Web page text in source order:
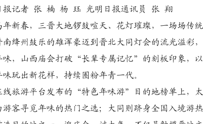
记者 张 楠 杨 珏 光明日报通讯员 张 翔
春，三晋大地锣鼓喧天、花灯璀璨，一场场传统
南绛州鼓乐的雄浑豪迈到晋北大同灯会的流光溢彩
味，山西庙会打破“长辈专属记忆”的刻板印象，
玩出新花样，持续圈粉年青一代。
游平台发布的“特色年味游”目的地榜单上，太
游客寻觅年味的热门之选；大同则跻身全国入境游